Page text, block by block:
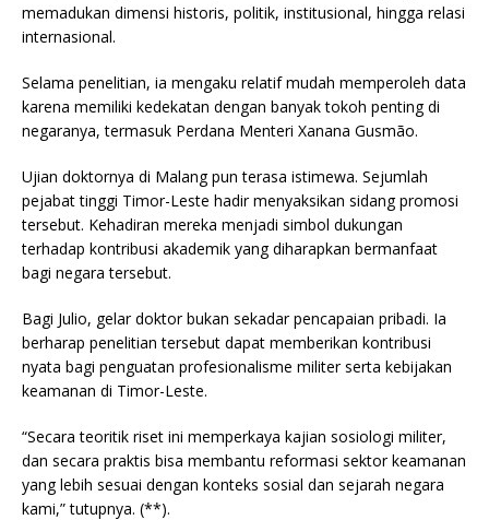
memadukan dimensi historis, politik, institusional, hingga relasi
internasional.
Selama penelitian, ia mengaku relatif mudah memperoleh data
karena memiliki kedekatan dengan banyak tokoh penting di
negaranya, termasuk Perdana Menteri Xanana Gusmão.
Ujian doktornya di Malang pun terasa istimewa. Sejumlah
pejabat tinggi Timor-Leste hadir menyaksikan sidang promosi
tersebut. Kehadiran mereka menjadi simbol dukungan
terhadap kontribusi akademik yang diharapkan bermanfaat
bagi negara tersebut.
Bagi Julio, gelar doktor bukan sekadar pencapaian pribadi. Ia
berharap penelitian tersebut dapat memberikan kontribusi
nyata bagi penguatan profesionalisme militer serta kebijakan
keamanan di Timor-Leste.
“Secara teoritik riset ini memperkaya kajian sosiologi militer,
dan secara praktis bisa membantu reformasi sektor keamanan
yang lebih sesuai dengan konteks sosial dan sejarah negara
kami,” tutupnya. (**).